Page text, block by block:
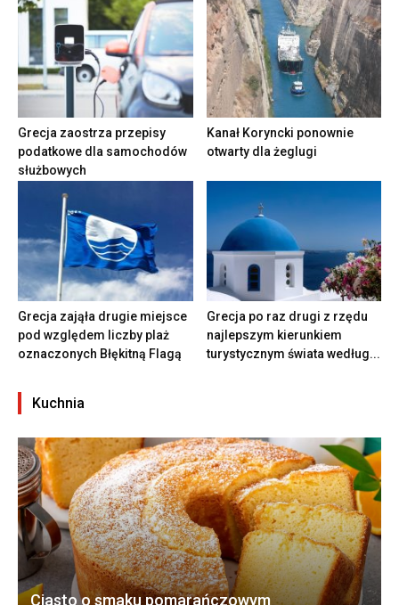
Grecja zaostrza przepisy
podatkowe dla samochodów
służbowych
Kanał Koryncki ponownie
otwarty dla żeglugi
Grecja zająła drugie miejsce
pod względem liczby plaż
oznaczonych Błękitną Flagą
Grecja po raz drugi z rzędu
najlepszym kierunkiem
turystycznym świata według...
Kuchnia
Ciasto o smaku pomarańczowym